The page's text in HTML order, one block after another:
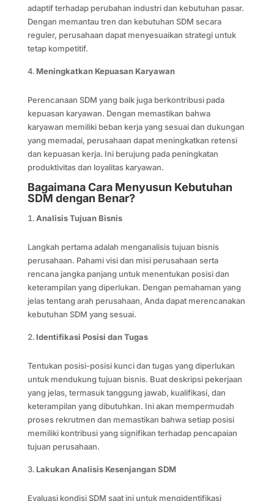
adaptif terhadap perubahan industri dan kebutuhan pasar.
Dengan memantau tren dan kebutuhan SDM secara
reguler, perusahaan dapat menyesuaikan strategi untuk
tetap kompetitif.
Meningkatkan Kepuasan Karyawan
Perencanaan SDM yang baik juga berkontribusi pada
kepuasan karyawan. Dengan memastikan bahwa
karyawan memiliki beban kerja yang sesuai dan dukungan
yang memadai, perusahaan dapat meningkatkan retensi
dan kepuasan kerja. Ini berujung pada peningkatan
produktivitas dan loyalitas karyawan.
Bagaimana Cara Menyusun Kebutuhan
SDM dengan Benar?
Analisis Tujuan Bisnis
Langkah pertama adalah menganalisis tujuan bisnis
perusahaan. Pahami visi dan misi perusahaan serta
rencana jangka panjang untuk menentukan posisi dan
keterampilan yang diperlukan. Dengan pemahaman yang
jelas tentang arah perusahaan, Anda dapat merencanakan
kebutuhan SDM yang sesuai.
Identifikasi Posisi dan Tugas
Tentukan posisi-posisi kunci dan tugas yang diperlukan
untuk mendukung tujuan bisnis. Buat deskripsi pekerjaan
yang jelas, termasuk tanggung jawab, kualifikasi, dan
keterampilan yang dibutuhkan. Ini akan mempermudah
proses rekrutmen dan memastikan bahwa setiap posisi
memiliki kontribusi yang signifikan terhadap pencapaian
tujuan perusahaan.
Lakukan Analisis Kesenjangan SDM
Evaluasi kondisi SDM saat ini untuk mengidentifikasi